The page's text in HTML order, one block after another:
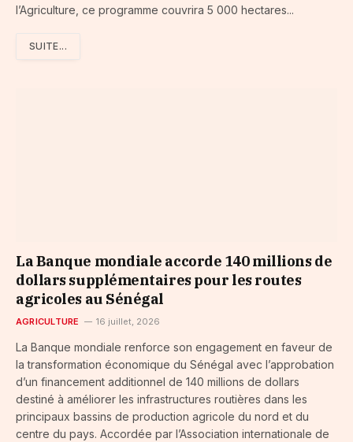
l’Agriculture, ce programme couvrira 5 000 hectares...
SUITE...
La Banque mondiale accorde 140 millions de
dollars supplémentaires pour les routes
agricoles au Sénégal
AGRICULTURE 16 juillet, 2026
La Banque mondiale renforce son engagement en faveur de
la transformation économique du Sénégal avec l’approbation
d’un financement additionnel de 140 millions de dollars
destiné à améliorer les infrastructures routières dans les
principaux bassins de production agricole du nord et du
centre du pays. Accordée par l’Association internationale de